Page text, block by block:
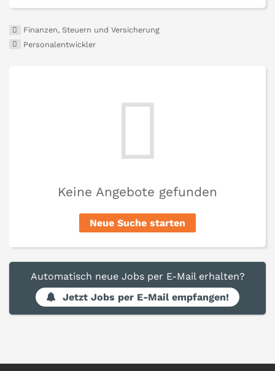
Finanzen, Steuern und Versicherung
Personalentwickler
Keine Angebote gefunden
Neue Suche starten
Automatisch neue Jobs per E-Mail erhalten?
Jetzt Jobs per E-Mail empfangen!